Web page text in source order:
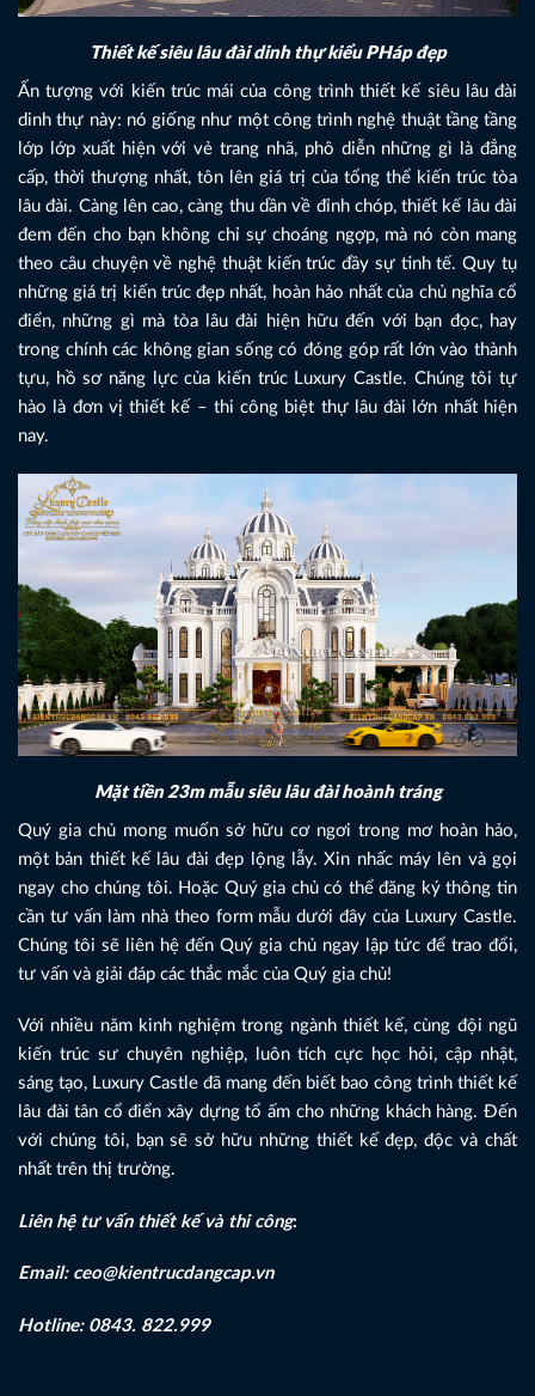
Thiết kế siêu lâu đài dinh thự kiểu PHáp đẹp
Ấn tượng với kiến trúc mái của công trình thiết kế siêu lâu đài
dinh thự này: nó giống như một công trình nghệ thuật tầng tầng
lớp lớp xuất hiện với vẻ trang nhã, phô diễn những gì là đẳng
cấp, thời thượng nhất, tôn lên giá trị của tổng thể kiến trúc tòa
lâu đài. Càng lên cao, càng thu dần về đỉnh chóp, thiết kế lâu đài
đem đến cho bạn không chỉ sự choáng ngợp, mà nó còn mang
theo câu chuyện về nghệ thuật kiến trúc đầy sự tinh tế. Quy tụ
những giá trị kiến trúc đẹp nhất, hoàn hảo nhất của chủ nghĩa cổ
điển, những gì mà tòa lâu đài hiện hữu đến với bạn đọc, hay
trong chính các không gian sống có đóng góp rất lớn vào thành
tựu, hồ sơ năng lực của kiến trúc Luxury Castle. Chúng tôi tự
hào là đơn vị thiết kế – thi công biệt thự lâu đài lớn nhất hiện
nay.
Mặt tiền 23m mẫu siêu lâu đài hoành tráng
Quý gia chủ mong muốn sở hữu cơ ngơi trong mơ hoàn hảo,
một bản thiết kế lâu đài đẹp lộng lẫy. Xin nhấc máy lên và gọi
ngay cho chúng tôi. Hoặc Quý gia chủ có thể đăng ký thông tin
cần tư vấn làm nhà theo form mẫu dưới đây của Luxury Castle.
Chúng tôi sẽ liên hệ đến Quý gia chủ ngay lập tức để trao đổi,
tư vấn và giải đáp các thắc mắc của Quý gia chủ!
Với nhiều năm kinh nghiệm trong ngành thiết kế, cùng đội ngũ
kiến trúc sư chuyên nghiệp, luôn tích cực học hỏi, cập nhật,
sáng tạo, Luxury Castle đã mang đến biết bao công trình thiết kế
lâu đài tân cổ điển xây dựng tổ ấm cho những khách hàng. Đến
với chúng tôi, bạn sẽ sở hữu những thiết kế đẹp, độc và chất
nhất trên thị trường.
Liên hệ tư vấn thiết kế và thi công:
Email: ceo@kientrucdangcap.vn
Hotline: 0843. 822.999